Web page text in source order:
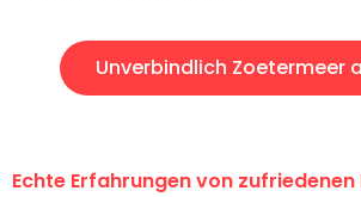
Unverbindlich Zoetermeer
Echte Erfahrungen von zufriedenen